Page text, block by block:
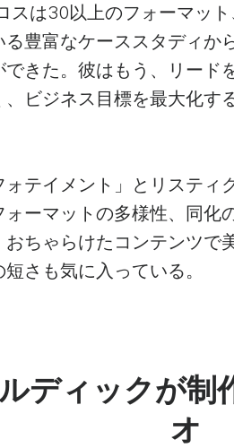
スは30以上のフォーマッ
豊富なケーススタディか
きた。彼はもう、リード
ビジネス目標を最大化す
テイメント」とリスティ
ーマットの多様性、同化
ちゃらけたコンテンツで
さも気に入っている。
ディックが
オ